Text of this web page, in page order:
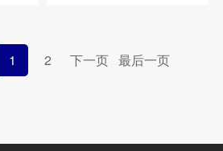
1 2 下一页 最后一页